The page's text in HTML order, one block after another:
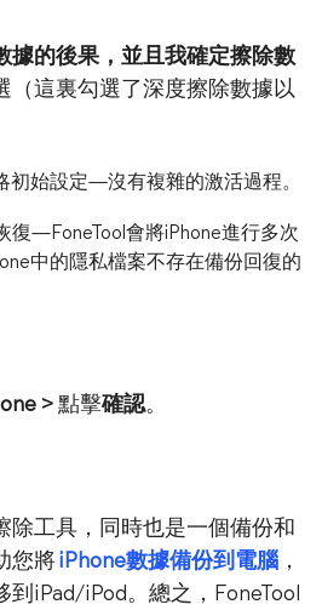
據的後果，並且我確定擦除數
（這裏勾選了深度擦除數據以
初始設定—沒有複雜的激活過程。
復—FoneTool會將iPhone進行多次
中的隱私檔案不存在備份回復的
> 點擊確認。
除工具，同時也是一個備份和
您將iPhone數據備份到電腦，
到iPad/iPod。總之，FoneTool